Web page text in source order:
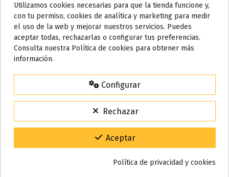
Accesorios para alquimia
Accesorios para alquimia
Sobre nosotros Información
Do not show again.
AVISO IMPORTANTE
Nos tomamos unos días
Todos los pedidos realizados desde el
15% de descuento
Para agradecerte la espera durante estos días.
Código:VACACIONES15
Gracias por tu paciencia y por seguir confiando en nosotros.
Utilizamos cookies necesarias para que la tienda funcione y,
con tu permiso, cookies de analítica y marketing para medir
el uso de la web y mejorar nuestros servicios. Puedes
aceptar todas, rechazarlas o configurar tus preferencias.
Consulta nuestra Política de cookies para obtener más
información.
Configurar
Rechazar
Aceptar
Política de privacidad y cookies